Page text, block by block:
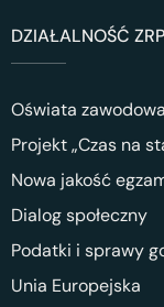
DZIAŁALNOŚĆ ZRP
Oświata zawodowa
Projekt „Czas na
Nowa jakość
Dialog społeczny
Podatki i sprawy
Unia Europejska